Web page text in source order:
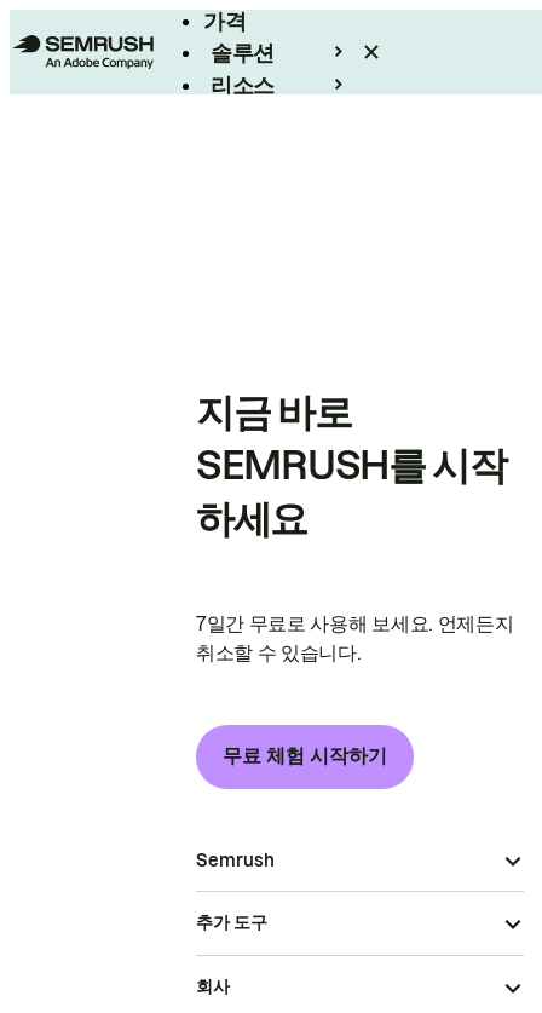
가격
솔루션
리소스
지금 바로
SEMRUSH를 시작
하세요
7일간 무료로 사용해 보세요. 언제든지
취소할 수 있습니다.
무료 체험 시작하기
Semrush
추가 도구
회사